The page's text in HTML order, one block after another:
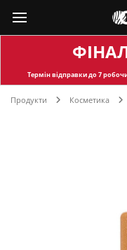
Термін відправкидо 7
Продукти Косметика